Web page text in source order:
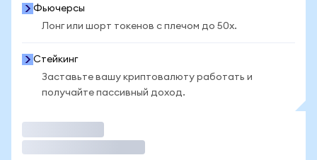
Фьючерсы
Лонг или шорт токенов с плечом до 50x.
Стейкинг
Заставьте вашу криптовалюту работать и
получайте пассивный доход.